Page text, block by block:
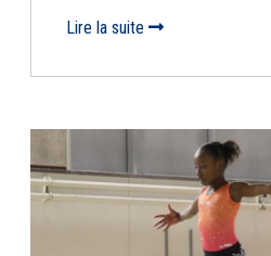
Lire la suite